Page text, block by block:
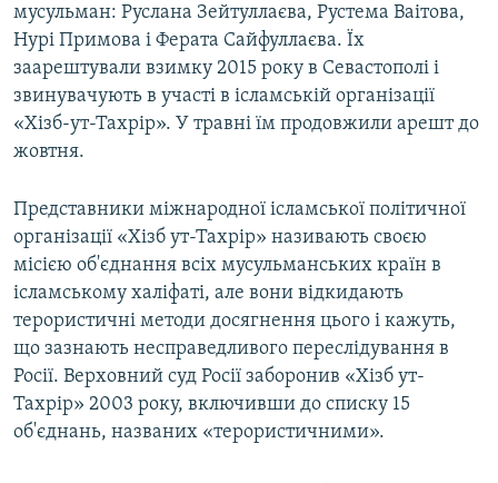
мусульман: Руслана Зейтуллаєва, Рустема Ваітова,
Нурі Примова і Ферата Сайфуллаєва. Їх
заарештували взимку 2015 року в Севастополі і
звинувачують в участі в ісламській організації
«Хізб-ут-Тахрір». У травні їм продовжили арешт до
жовтня.
Представники міжнародної ісламської політичної
організації «Хізб ут-Тахрір» називають своєю
місією об'єднання всіх мусульманських країн в
ісламському халіфаті, але вони відкидають
терористичні методи досягнення цього і кажуть,
що зазнають несправедливого переслідування в
Росії. Верховний суд Росії заборонив «Хізб ут-
Тахрір» 2003 року, включивши до списку 15
об'єднань, названих «терористичними».